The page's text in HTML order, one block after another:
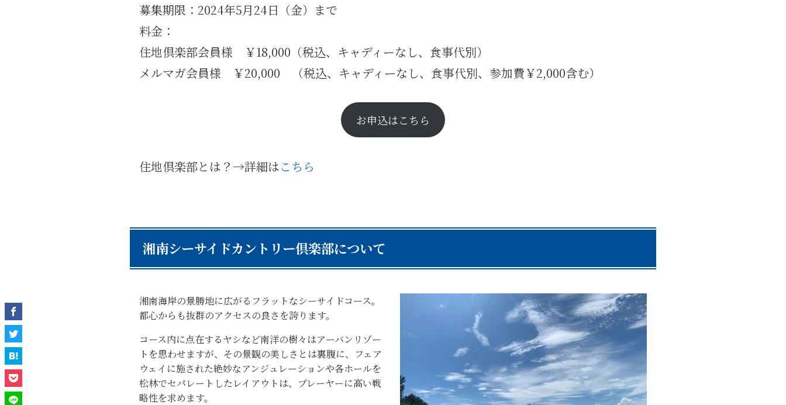
募集期限：2024年5月24日（金）まで
料金：
住地倶楽部会員様 ￥18,000（税込、キャディーなし、食事代別）
メルマガ会員様 ￥20,000 （税込、キャディーなし、食事代別、参加費￥2,000含む）
お申込はこちら
住地倶楽部とは？→詳細はこちら
湘南シーサイドカントリー倶楽部について
湘南海岸の景勝地に広がるフラットなシーサイドコース。
都心からも抜群のアクセスの良さを誇ります。
コース内に点在するヤシなど南洋の樹々はアーバンリゾー
トを思わせますが、その景観の美しさとは裏腹に、フェア
ウェイに施された絶妙なアンジュレーションや各ホールを
松林でセパレートしたレイアウトは、プレーヤーに高い戦
略性を求めます。